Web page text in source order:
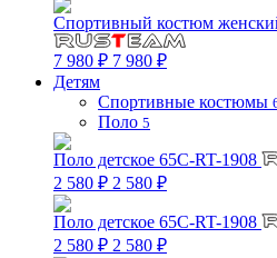
Спортивный костюм
7 980 ₽ 7 980 ₽
Детям
Спортивные костюмы
Поло 5
Поло детское 65C-RT-1908
2 580 ₽ 2 580 ₽
Поло детское 65C-RT-1908
2 580 ₽ 2 580 ₽